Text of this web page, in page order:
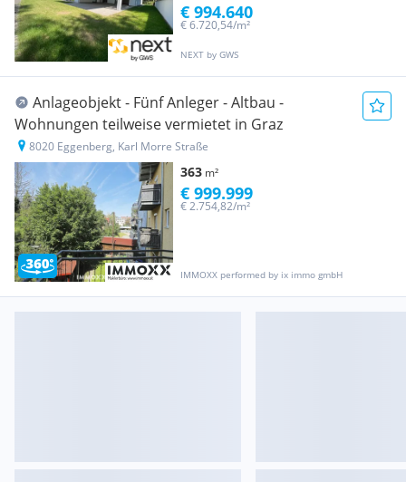
NEXT by GWS
€ 6.720,54/m²
€ 994.640
Anlageobjekt - Fünf Anleger - Altbau -
Wohnungen teilweise vermietet in Graz
8020 Eggenberg, Karl Morre Straße
363 m²
IMMOXX performed by ix immo gmbH
€ 2.754,82/m²
€ 999.999